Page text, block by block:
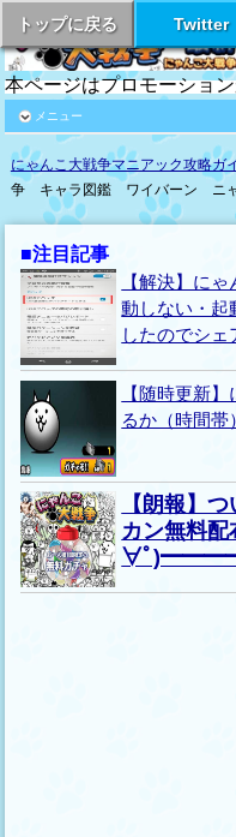
トップに戻る Twitter
本ページはプロモーショ
メニュー
にゃんこ大戦争マニアック攻略ガ
争 キャラ図鑑 ワイバーン ニ
■注目記事
【解決】に
動しない・
したのでシェ
【随時更新
るか（時間帯
【朗報】
カン無料
∀ﾟ